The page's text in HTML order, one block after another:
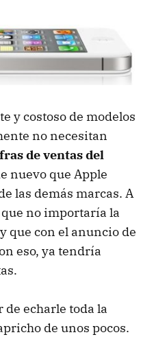
y costoso de modelos
no necesitan
de ventas del
nuevo que Apple
las demás marcas. A
no importaría la
que con el anuncio de
eso, ya tendría
de echarle toda la
de unos pocos.